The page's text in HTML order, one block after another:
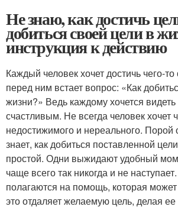
Не знаю, как достичь
добиться своей цели в
инструкция к действию
Каждый человек хочет достичь чего-
перед ним встает вопрос: «Как
жизни?» Ведь каждому хочется
счастливым. Не всегда человек хочет
недостижимого и нереального. Порой
знает, как добиться поставленной
простой. Одни выжидают удобный
чаще всего так никогда и не
полагаются на помощь, которая
это отдаляет желаемую цель, делая